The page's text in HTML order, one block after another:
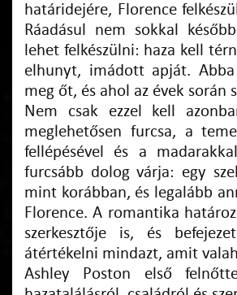
határidejére, Florence
Ráadásul nem sokkal
lehet felkészülni: haza kell
elhunyt, imádott apját.
meg őt, és ahol az évek
Nem csak ezzel kell
meglehetősen furcsa, a
fellépésével és a
furcsább dolog várja: egy
mint korábban, és legalább
Florence. A romantika
szerkesztője is, és
átértékelni mindazt, amit
Ashley Poston első